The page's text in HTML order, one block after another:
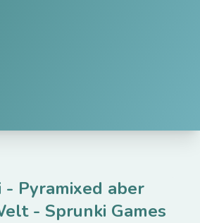
- Pyramixed aber
- Sprunki Games